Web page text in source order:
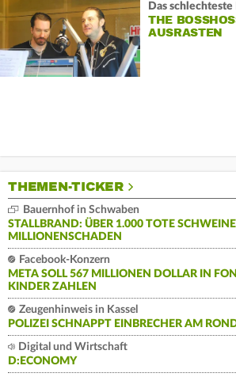
Das
THE
AUSRASTEN
THEMEN-TICKER
Bauernhof in Schwaben
STALLBRAND: ÜBER 1.000 TOTE
MILLIONENSCHADEN
Facebook-Konzern
META SOLL 567 MILLIONEN DOLLAR IN
KINDER ZAHLEN
Zeugenhinweis in Kassel
POLIZEI SCHNAPPT EINBRECHER AM
Digital und Wirtschaft
D:ECONOMY